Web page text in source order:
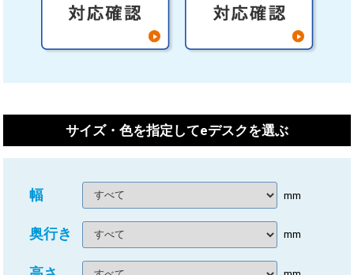
サイズ・色を指定してeデスクを選ぶ
幅 mm
奥行き mm